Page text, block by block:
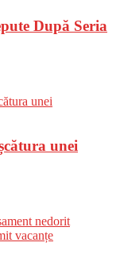
După Seria
unei